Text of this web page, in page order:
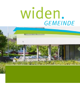
Navigieren in
Schnellnavigation
Metanavigation
Mobile
Wechsel zwischen